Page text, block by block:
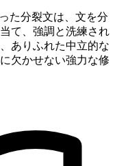
た分裂文は、文を分
て、強調と洗練され
ありふれた中立的な
欠かせない強力な修